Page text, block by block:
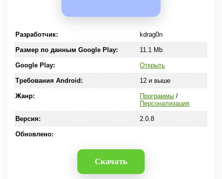
Разработчик: kdrag0n
Размер по данным Google Play: 11.1 Mb
Google Play: Открыть
Требования Android: 12 и выше
Жанр: Программы/
Персонализация
Версия: 2.0.8
Обновлено:
Скачать